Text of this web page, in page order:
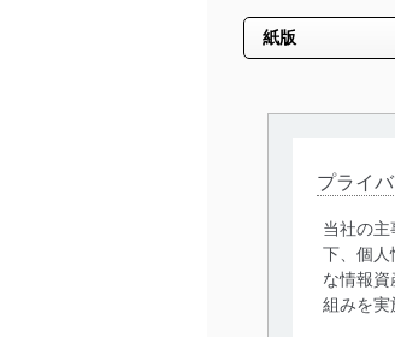
プライ
当社の
下、個人
な情報
組みを実